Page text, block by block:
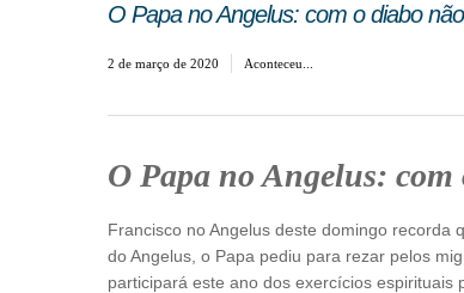
O Papa no Angelus: com o diabo
2 de março de 2020 Aconteceu...
O Papa no Angelus:
Francisco no Angelus deste domingo recorda
do Angelus, o Papa pediu para rezar pelos
participará este ano dos exercícios espirituais